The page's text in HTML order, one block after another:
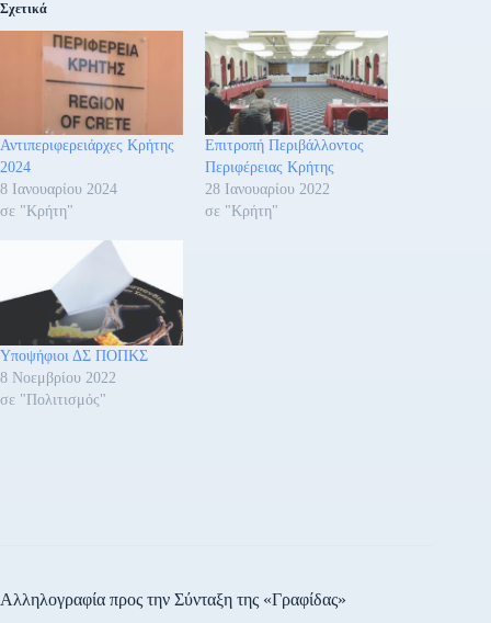
Σχετικά
Αντιπεριφερειάρχες Κρήτης
2024
8 Ιανουαρίου 2024
σε "Κρήτη"
Επιτροπή Περιβάλλοντος
Περιφέρειας Κρήτης
28 Ιανουαρίου 2022
σε "Κρήτη"
Υποψήφιοι ΔΣ ΠΟΠΚΣ
8 Νοεμβρίου 2022
σε "Πολιτισμός"
Αλληλογραφία προς την Σύνταξη της «Γραφίδας»